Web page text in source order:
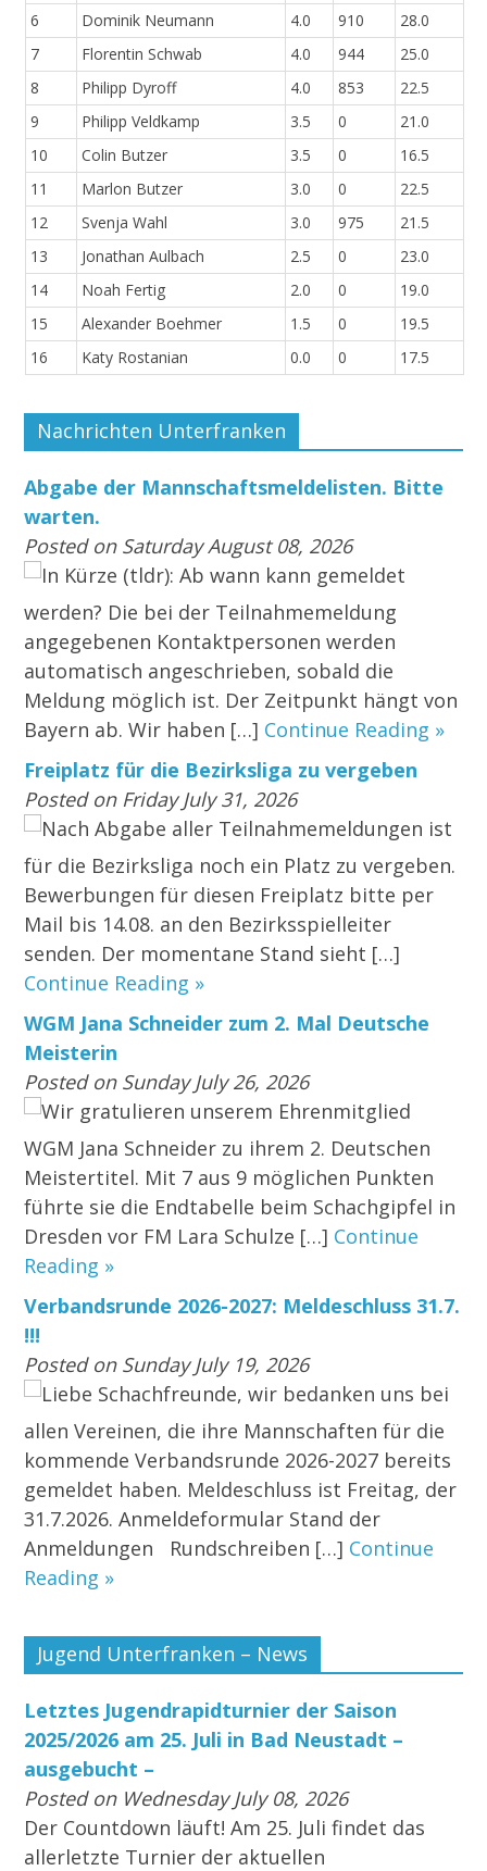
6 Dominik Neumann 4.0 910
28.0
7
Florentin Schwab 4.0 944
25.0
8
Philipp Dyroff 4.0 853
22.5
9
Philipp Veldkamp 3.5 0
21.0
10
Colin Butzer 3.5 0
16.5
11
Marlon Butzer 3.0 0
22.5
12
Svenja Wahl 3.0 975
21.5
13
Jonathan Aulbach 2.5 0
23.0
14
Noah Fertig 2.0 0
19.0
15
Alexander Boehmer 1.5 0
19.5
16
Katy Rostanian 0.0 0 17.5
Nachrichten Unterfranken
Abgabe der Mannschaftsmeldelisten. Bitte
warten.
Posted on Saturday August 08, 2026
In Kürze (tldr): Ab wann kann gemeldet
werden? Die bei der Teilnahmemeldung
angegebenen Kontaktpersonen werden
automatisch angeschrieben, sobald die
Meldung möglich ist. Der Zeitpunkt hängt von
Bayern ab. Wir haben […] Continue Reading »
Freiplatz für die Bezirksliga zu vergeben
Posted on Friday July 31, 2026
Nach Abgabe aller Teilnahmemeldungen ist
für die Bezirksliga noch ein Platz zu vergeben.
Bewerbungen für diesen Freiplatz bitte per
Mail bis 14.08. an den Bezirksspielleiter
senden. Der momentane Stand sieht […]
Continue Reading »
WGM Jana Schneider zum 2. Mal Deutsche
Meisterin
Posted on Sunday July 26, 2026
Wir gratulieren unserem Ehrenmitglied
WGM Jana Schneider zu ihrem 2. Deutschen
Meistertitel. Mit 7 aus 9 möglichen Punkten
führte sie die Endtabelle beim Schachgipfel in
Dresden vor FM Lara Schulze […] Continue
Reading »
Verbandsrunde 2026-2027: Meldeschluss 31.7.
!!!
Posted on Sunday July 19, 2026
Liebe Schachfreunde, wir bedanken uns bei
allen Vereinen, die ihre Mannschaften für die
kommende Verbandsrunde 2026-2027 bereits
gemeldet haben. Meldeschluss ist Freitag, der
31.7.2026. Anmeldeformular Stand der
Anmeldungen Rundschreiben […] Continue
Reading »
Jugend Unterfranken – News
Letztes Jugendrapidturnier der Saison
2025/2026 am 25. Juli in Bad Neustadt –
ausgebucht –
Posted on Wednesday July 08, 2026
Der Countdown läuft! Am 25. Juli findet das
allerletzte Turnier der aktuellen